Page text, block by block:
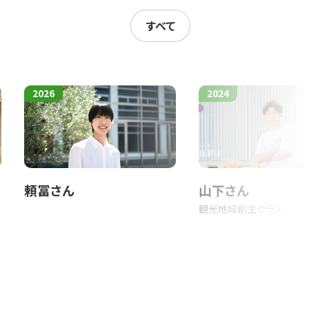
用したりする感情と、労働場面で組織
労働の疎外が多様なストレスとなっ
る感情労働の全体的な特徴を描き
徴が明らかになると考えられます。
いかに位置づけられるのでしょう
すべて
2026
頼冨さん
2024
山下さん
観光地域創生クラス